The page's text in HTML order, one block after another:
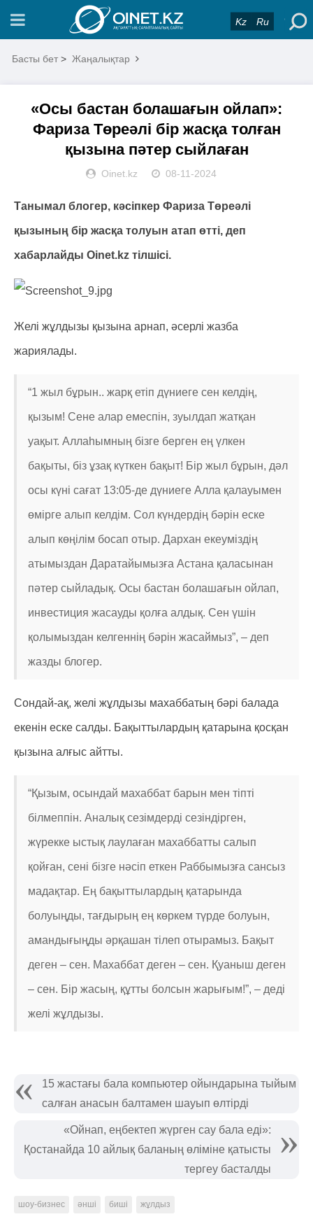
Kz Ru
Басты бет > Жаңалықтар
«Осы бастан болашағын ойлап»:
Фариза Төреәлі бір жасқа толған
қызына пәтер сыйлаған
Oinet.kz 08-11-2024
Танымал блогер, кәсіпкер Фариза Төреәлі
қызының бір жасқа толуын атап өтті, деп
хабарлайды Oinet.kz тілшісі.
Желі жұлдызы қызына арнап, әсерлі жазба
жариялады.
“1 жыл бұрын.. жарқ етіп дүниеге сен келдің,
қызым! Сене алар емеспін, зуылдап жатқан
уақыт. Аллаһымның бізге берген ең үлкен
бақыты, біз ұзақ күткен бақыт! Бір жыл бұрын, дәл
осы күні сағат 13:05-де дүниеге Алла қалауымен
өмірге алып келдім. Сол күндердің бәрін еске
алып көңілім босап отыр. Дархан екеуміздің
атымыздан Даратайымызға Астана қаласынан
пәтер сыйладық. Осы бастан болашағын ойлап,
инвестиция жасауды қолға алдық. Сен үшін
қолымыздан келгеннің бәрін жасаймыз”, – деп
жазды блогер.
Сондай-ақ, желі жұлдызы махаббатың бәрі балада
екенін еске салды. Бақыттылардың қатарына қосқан
қызына алғыс айтты.
“Қызым, осындай махаббат барын мен тіпті
білмеппін. Аналық сезімдерді сезіндірген,
жүрекке ыстық лаулаған махаббатты салып
қойған, сені бізге нәсіп еткен Раббымызға сансыз
мадақтар. Ең бақыттылардың қатарында
болуыңды, тағдырың ең көркем түрде болуын,
амандығыңды әрқашан тілеп отырамыз. Бақыт
деген – сен. Махаббат деген – сен. Қуаныш деген
– сен. Бір жасың, құтты болсын жарығым!”, – деді
желі жұлдызы.
15 жастағы бала компьютер ойындарына тыйым
салған анасын балтамен шауып өлтірді
«Ойнап, еңбектеп жүрген сау бала еді»:
Қостанайда 10 айлық баланың өліміне қатысты
тергеу басталды
шоу-бизнес әнші биші жұлдыз